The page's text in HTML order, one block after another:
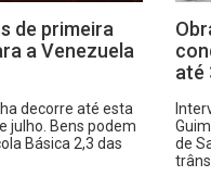
de primeira
a Venezuela
decorre até esta
julho. Bens podem
Básica 2,3 das
até
de